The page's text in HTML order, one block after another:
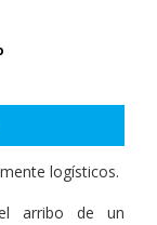
logísticos.
arribo de un